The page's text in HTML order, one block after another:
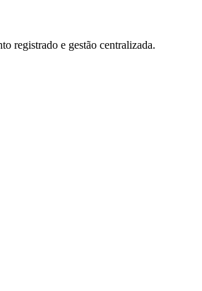
registrado e gestão centralizada.